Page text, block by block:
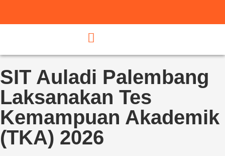
SIT Auladi Palembang
Laksanakan Tes
Kemampuan Akademik
(TKA) 2026